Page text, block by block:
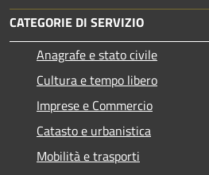
CATEGORIE DI SERVIZIO
Anagrafe e stato civile
Cultura e tempo libero
Imprese e Commercio
Catasto e urbanistica
Mobilità e trasporti